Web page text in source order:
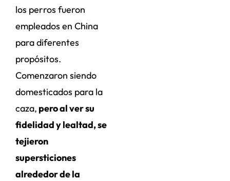
los perros fueron
empleados en China
para diferentes
propósitos.
Comenzaron siendo
domesticados para la
caza, pero al ver su
fidelidad y lealtad, se
tejieron
supersticiones
alrededor de la